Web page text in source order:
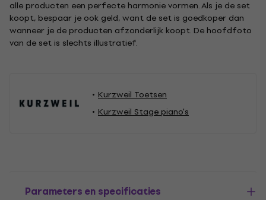
alle producten een perfecte harmonie vormen. Als je de set
koopt, bespaar je ook geld, want de set is goedkoper dan
wanneer je de producten afzonderlijk koopt. De hoofdfoto
van de set is slechts illustratief.
Kurzweil Toetsen
Kurzweil Stage piano's
Parameters en specificaties